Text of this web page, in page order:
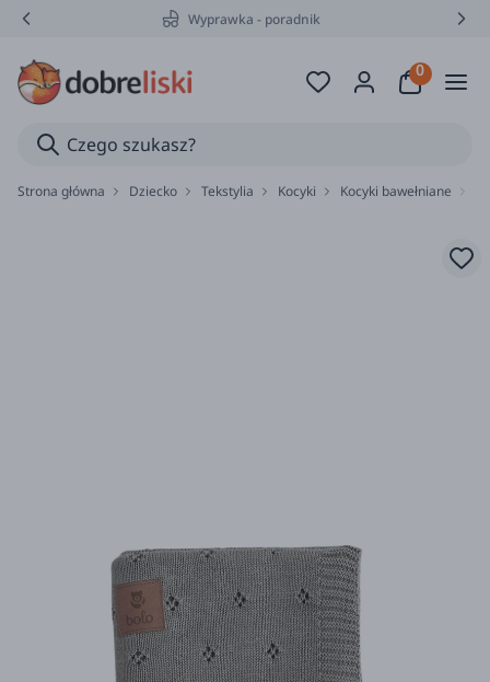
Wyprawka - poradnik
Strona główna Dziecko Tekstylia Kocyki Kocyki bawełniane